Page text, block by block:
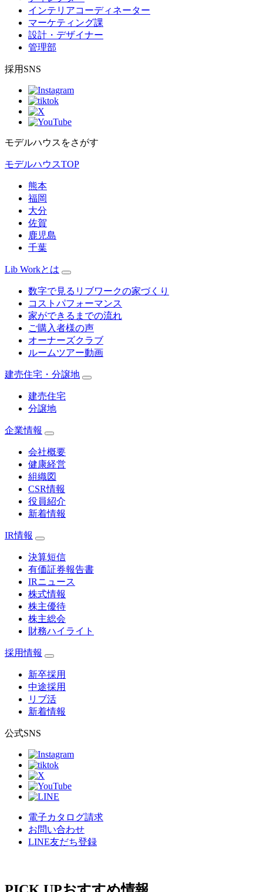
インテリアコーディネーター
マーケティング課
設計・デザイナー
管理部
採用SNS
モデルハウスをさがす
モデルハウスTOP
熊本
福岡
大分
佐賀
鹿児島
千葉
Lib Workとは
数字で見るリブワークの家づくり
コストパフォーマンス
家ができるまでの流れ
ご購入者様の声
オーナーズクラブ
ルームツアー動画
建売住宅・分譲地
建売住宅
分譲地
企業情報
会社概要
健康経営
組織図
CSR情報
役員紹介
新着情報
IR情報
決算短信
有価証券報告書
IRニュース
株式情報
株主優待
株主総会
財務ハイライト
採用情報
新卒採用
中途採用
リブ活
新着情報
公式SNS
電子カタログ請求
お問い合わせ
LINE友だち登録